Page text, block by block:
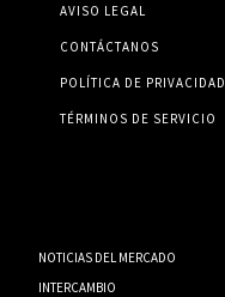
AVISO LEGAL
CONTÁCTANOS
POLÍTICA DE PRIVACIDAD
TÉRMINOS DE SERVICIO
NOTICIAS DEL MERCADO
INTERCAMBIO